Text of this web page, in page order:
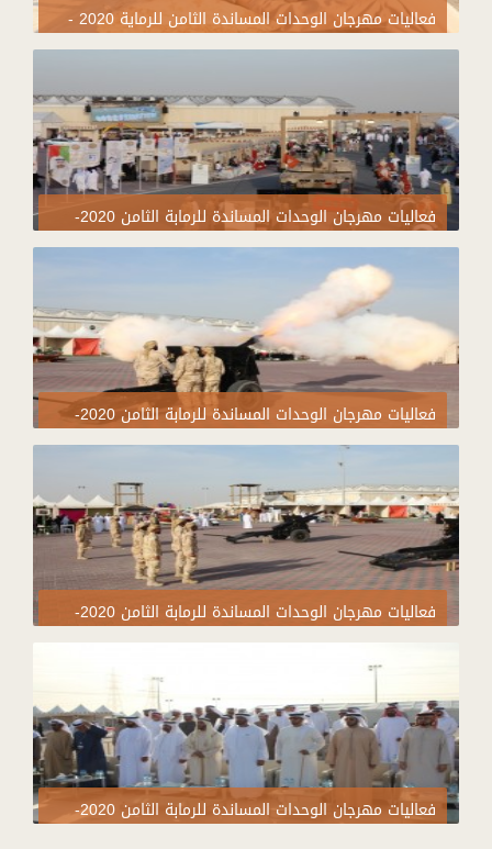
فعاليات مهرجان الوحدات المساندة الثامن للرماية 2020 -
اليوم التاسع
فعاليات مهرجان الوحدات المساندة للرمابة الثامن 2020-
اليوم السابع
فعاليات مهرجان الوحدات المساندة للرمابة الثامن 2020-
اليوم السابع
فعاليات مهرجان الوحدات المساندة للرمابة الثامن 2020-
اليوم السابع
فعاليات مهرجان الوحدات المساندة للرمابة الثامن 2020-
اليوم السابع